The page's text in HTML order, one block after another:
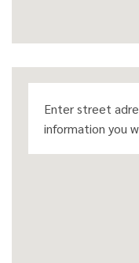
Enter street
information you